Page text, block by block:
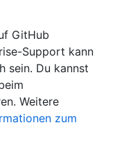
GitHub
Support kann
sein. Du kannst
Weitere
zum